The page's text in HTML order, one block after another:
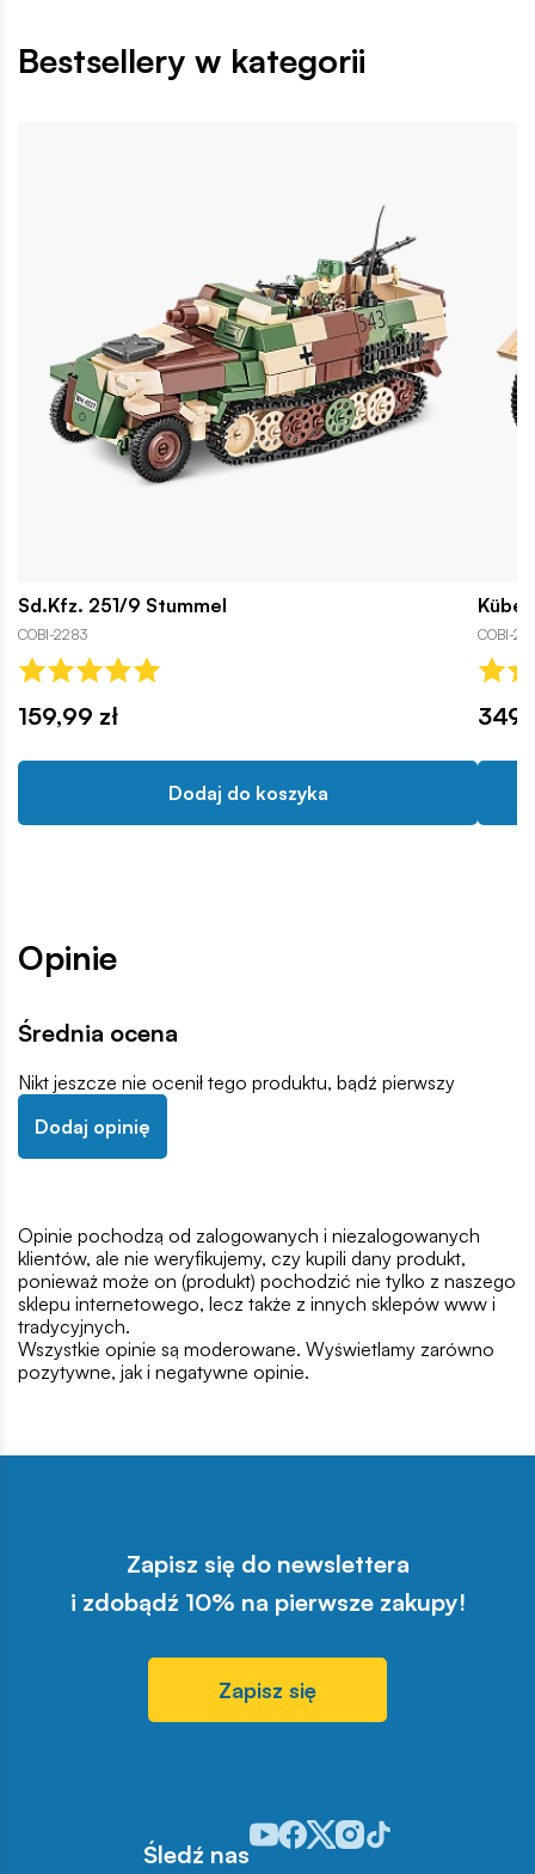
Bestsellery w kategorii
Sd.Kfz. 251/9 Stummel
COBI-2283
159,99 zł
Dodaj do koszyka
COBI-
Opinie
Średnia ocena
Nikt jeszcze nie ocenił tego produktu, bądź pierwszy
Dodaj opinię
Opinie pochodzą od zalogowanych i niezalogowanych
klientów, ale nie weryfikujemy, czy kupili dany produkt,
ponieważ może on (produkt) pochodzić nie tylko z naszego
sklepu internetowego, lecz także z innych sklepów www i
tradycyjnych.
Wszystkie opinie są moderowane. Wyświetlamy zarówno
pozytywne, jak i negatywne opinie.
Zapisz się do newslettera
i zdobądź 10% na pierwsze zakupy!
Zapisz się
Śledź nas
Odwiedź nasz profil w serwisie
Odwiedź nasz profil w serwisie
Odwiedź nasz profil w
Odwiedź nasz profil w
Odwiedź nasz profil